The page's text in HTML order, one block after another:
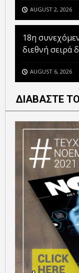
AUGUST 2, 2026
18η
διεθνή σειρά
AUGUST 6, 2026
ΔΙΑΒΑΣΤΕ ΤΟ